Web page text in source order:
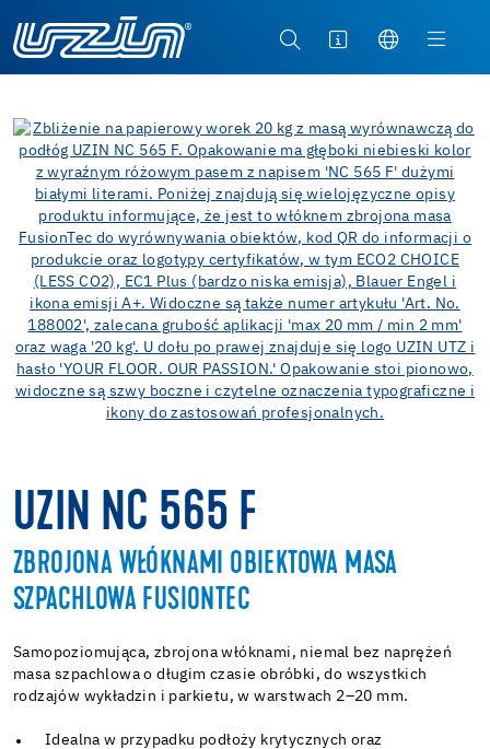
UZIN NC 565 F
ZBROJONA WŁÓKNAMI OBIEKTOWA MASA
SZPACHLOWA FUSIONTEC
Samopoziomująca, zbrojona włóknami, niemal bez naprężeń
masa szpachlowa o długim czasie obróbki, do wszystkich
rodzajów wykładzin i parkietu, w warstwach 2–20 mm.
Idealna w przypadku podłoży krytycznych oraz